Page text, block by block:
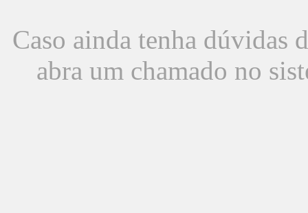
Caso ainda tenha dúvidas
abra um chamado no